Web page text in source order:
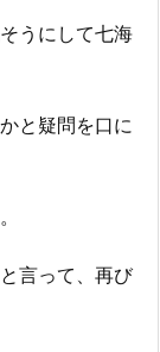
うにして七海
と疑問を口に
言って、再び